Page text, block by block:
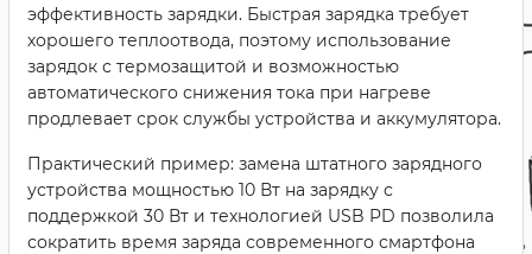
эффективность зарядки. Быстрая зарядка требует
хорошего теплоотвода, поэтому использование
зарядок с термозащитой и возможностью
автоматического снижения тока при нагреве
продлевает срок службы устройства и аккумулятора.
Практический пример: замена штатного зарядного
устройства мощностью 10 Вт на зарядку с
поддержкой 30 Вт и технологией USB PD позволила
сократить время заряда современного смартфона